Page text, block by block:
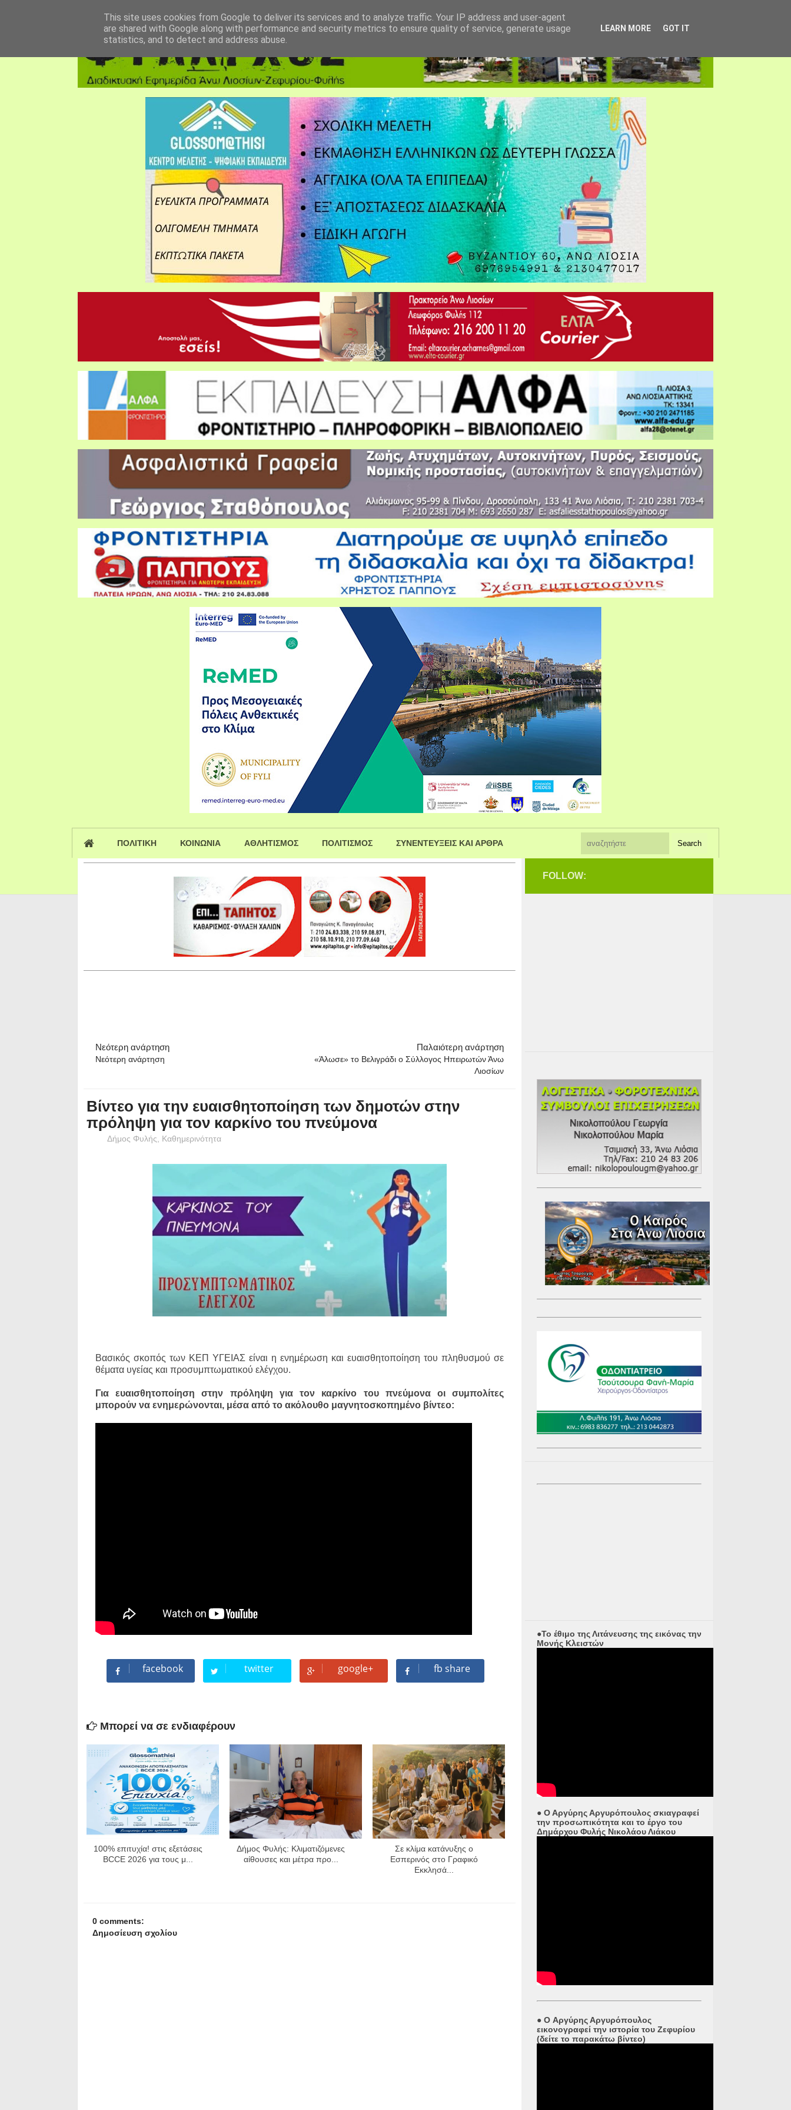
ΠΟΛΙΤΙΚΗ ΚΟΙΝΩΝΙΑ ΑΘΛΗΤΙΣΜΟΣ ΠΟΛΙΤΙΣΜΟΣ ΣΥΝΕΝΤΕΥΞΕΙΣ ΚΑΙ ΑΡΘΡΑ
Νεότερη ανάρτηση
Νεότερη ανάρτηση
Παλαιότερη ανάρτηση
«Άλωσε» το Βελιγράδι ο Σύλλογος Ηπειρωτών Άνω
Λιοσίων
Βίντεο για την ευαισθητοποίηση των δημοτών στην
πρόληψη για τον καρκίνο του πνεύμονα
Δήμος Φυλής Καθημερινότητα
Βασικός σκοπός των ΚΕΠ ΥΓΕΙΑΣ είναι η ενημέρωση και ευαισθητοποίηση του πληθυσμού σε
θέματα υγείας και προσυμπτωματικού ελέγχου.
Για ευαισθητοποίηση στην πρόληψη για τον καρκίνο του πνεύμονα οι συμπολίτες
μπορούν να ενημερώνονται, μέσα από το ακόλουθο μαγνητοσκοπημένο βίντεο:
facebook twitter google+ fb share
Μπορεί να σε ενδιαφέρουν
100% επιτυχία! στις εξετάσεις
BCCE 2026 για τους μ...
Δήμος Φυλής: Κλιματιζόμενες
αίθουσες και μέτρα προ...
Σε κλίμα κατάνυξης ο
Εσπερινός στο Γραφικό
Εκκλησά...
0 comments:
Δημοσίευση σχολίου
FOLLOW:
●Το έθιμο της Λιτάνευσης της εικόνας την
Μονής Κλειστών
● Ο Αργύρης Αργυρόπουλος σκιαγραφεί
την προσωπικότητα και το έργο του
Δημάρχου Φυλής Νικολάου Λιάκου
● O Αργύρης Αργυρόπουλος
εικονογραφεί την ιστορία του Ζεφυρίου
(δείτε το παρακάτω βίντεο)
This site uses cookies from Google to deliver its services and to analyze traffic. Your IP address and user-agent
are shared with Google along with performance and security metrics to ensure quality of service, generate usage
statistics, and to detect and address abuse.
LEARN MORE GOT IT